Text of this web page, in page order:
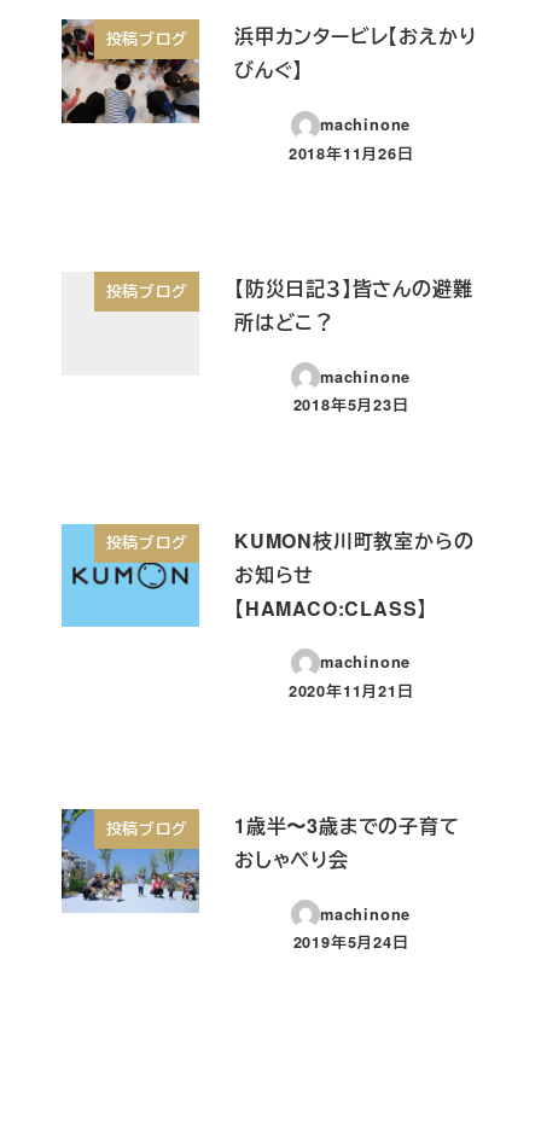
投稿ブログ
浜甲カンタービレ【おえかり
びんぐ】
machinone
投稿日
2018年11月26日
投稿ブログ
【防災日記３】皆さんの避難
所はどこ？
machinone
投稿日
2018年5月23日
投稿ブログ
KUMON枝川町教室からの
お知らせ
【HAMACO:CLASS】
machinone
投稿日
2020年11月21日
投稿ブログ
1歳半〜3歳までの子育て
おしゃべり会
machinone
投稿日
2019年5月24日